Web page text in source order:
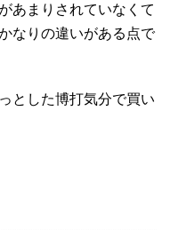
あまりされていなくて
なりの違いがある点で
とした博打気分で買い